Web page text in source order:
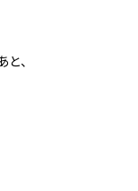
、